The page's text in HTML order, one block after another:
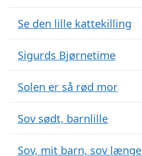
Se den lille kattekilling
Sigurds Bjørnetime
Solen er så rød mor
Sov sødt, barnlille
Sov, mit barn, sov længe